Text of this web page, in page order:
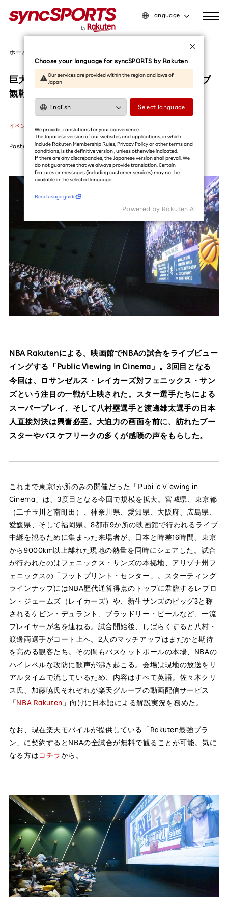
Language
日本語
简体中文
ホーム
巨大スクリーンで感動を分かち合う、NBAライブ
観戦の裏側｜Pubilic Viewing in Cinema
イベント #バスケットボール
Posted 2023.11.27
NBA Rakutenによる、映画館でNBAの試合をライブビュー
イングする「Public Viewing in Cinema」。3回目となる
今回は、ロサンゼルス・レイカーズ対フェニックス・サン
ズという注目の一戦が上映された。スター選手たちによる
スーパープレイ、そして八村塁選手と渡邊雄太選手の日本
人直接対決は興奮必至。大迫力の画面を前に、訪れたブー
スターやバスケフリークの多くが感嘆の声をもらした。
これまで東京1か所のみの開催だった「Pubilic Viewing in
Cinema」は、3度目となる今回で規模を拡大。宮城県、東京都
（二子玉川と南町田）、神奈川県、愛知県、大阪府、広島県、
愛媛県、そして福岡県。8都市9か所の映画館で行われるライブ
中継を観るために集まった来場者が、日本と時差16時間、東京
から9000km以上離れた現地の熱量を同時にシェアした。試合
が行われたのはフェニックス・サンズの本拠地、アリゾナ州フ
ェニックスの「フットプリント・センター」。スターティング
ラインナップにはNBA歴代通算得点のトップに君臨するレブロ
ン・ジェームズ（レイカーズ）や、新生サンズのビッグ3と称
されるケビン・デュラント、ブラッドリー・ビールなど、一流
プレイヤーが名を連ねる。試合開始後、しばらくすると八村・
渡邊両選手がコート上へ。2人のマッチアップはまだかと期待
を高める観客たち。その間もバスケットボールの本場、NBAの
ハイレベルな攻防に歓声が沸き起こる。会場は現地の放送をリ
アルタイムで流しているため、内容はすべて英語。佐々木クリ
ス氏、加藤暁氏それぞれが楽天グループの動画配信サービス
「NBA Rakuten 」向けに日本語による解説実況を務めた。
なお、現在楽天モバイルが提供している「Rakuten最強プラ
ン」に契約するとNBAの全試合が無料で観ることが可能。気に
なる方はコチラから。
Choose your language for syncSPORTS by Rakuten
Our services are provided within the region and laws of
Japan
Select language
We provide translations for your convenience.
The Japanese version of our websites and applications, in which
include Rakuten Membership Rules, Privacy Policy or other terms and
conditions, is the definitive version , unless otherwise indicated.
If there are any discrepancies, the Japanese version shall prevail. We
do not guarantee that we always provide translation. Certain
features or messages (including customer services) may not be
available in the selected language.​
Read usage guide
Powered by Rakuten Al
利用ガイドを読む